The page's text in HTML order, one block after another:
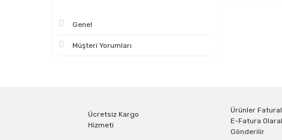
Genel
Müşteri Yorumları
Ücretsiz Kargo
Hizmeti
Ürünler
E-Fatura
Gönderilir